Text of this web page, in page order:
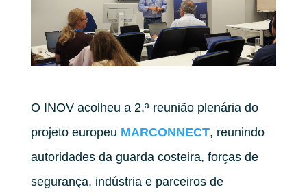
O INOV acolheu a 2.ª reunião plenária do
projeto europeu MARCONNECT, reunindo
autoridades da guarda costeira, forças de
segurança, indústria e parceiros de